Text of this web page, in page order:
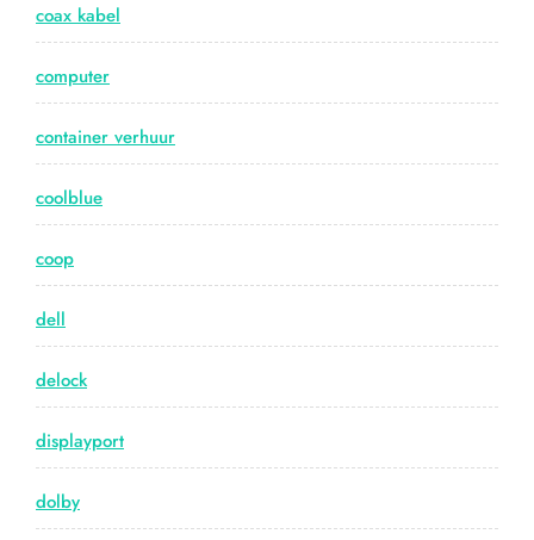
coax kabel
computer
container verhuur
coolblue
coop
dell
delock
displayport
dolby